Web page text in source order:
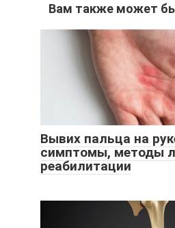
Вам также может
Вывих пальца на
симптомы, методы
реабилитации